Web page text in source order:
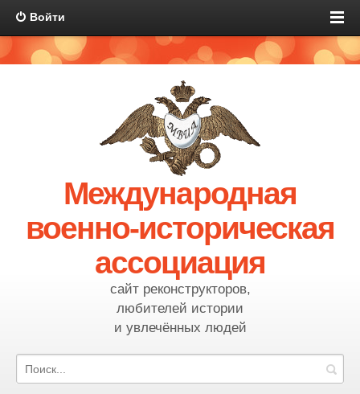
Войти
Международная
военно-историческая
ассоциация
сайт реконструкторов,
любителей истории
и увлечённых людей